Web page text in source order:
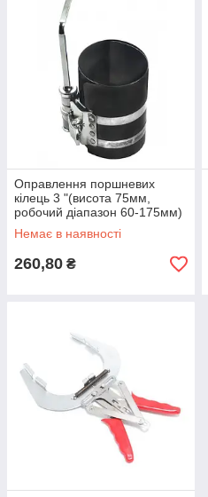
Оправлення поршневих
кілець 3 "(висота 75мм,
робочий діапазон 60-175мм)
F-6203175
Немає в наявності
260,80 ₴